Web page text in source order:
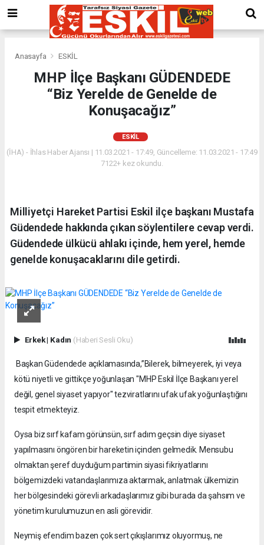
Anasayfa ESKİL
MHP İlçe Başkanı GÜDENDEDE
“Biz Yerelde de Genelde de
Konuşacağız”
ESKİL
(İHA) - İhlas Haber Ajansı | 11.03.2021 - 17:49, Güncelleme: 11.03.2021 - 17:49
7122+ kez okundu.
Milliyetçi Hareket Partisi Eskil ilçe başkanı Mustafa
Güdendede hakkında çıkan söylentilere cevap verdi.
Güdendede ülkücü ahlakı içinde, hem yerel, hemde
genelde konuşacaklarını dile getirdi.
Erkek| Kadın (Haberi Sesli Oku)
Başkan Güdendede açıklamasında,”Bilerek, bilmeyerek, iyi veya
kötü niyetli ve gittikçe yoğunlaşan "MHP Eskil İlçe Başkanı yerel
değil, genel siyaset yapıyor" tezviratlarını ufak ufak yoğunlaştığını
tespit etmekteyiz.
Oysa biz sırf kafam görünsün, sırf adım geçsin diye siyaset
yapılmasını öngören bir hareketin içinden gelmedik. Mensubu
olmaktan şeref duyduğum partimin siyasi fikriyatlarını
bölgemizdeki vatandaşlarımıza aktarmak, anlatmak ülkemizin
her bölgesindeki görevli arkadaşlarımız gibi burada da şahsım ve
yönetim kurulumuzun en asli görevidir.
Neymiş efendim bazen çok sert çıkışlarımız oluyormuş, ne